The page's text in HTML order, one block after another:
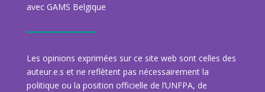
avec GAMS Belgique
Les opinions exprimées sur ce site web sont celles des
auteur.e.s et ne reflètent pas nécessairement la
politique ou la position officielle de l’UNFPA, de